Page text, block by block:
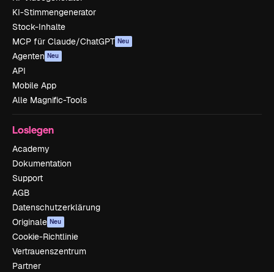
KI-Stimmengenerator
Stock-Inhalte
MCP für Claude/ChatGPT Neu
Agenten Neu
API
Mobile App
Alle Magnific-Tools
Loslegen
Academy
Dokumentation
Support
AGB
Datenschutzerklärung
Originale Neu
Cookie-Richtlinie
Vertrauenszentrum
Partner